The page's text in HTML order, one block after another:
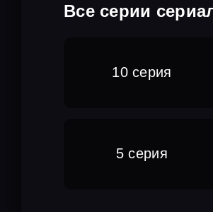
Все серии
10 серия
5 серия